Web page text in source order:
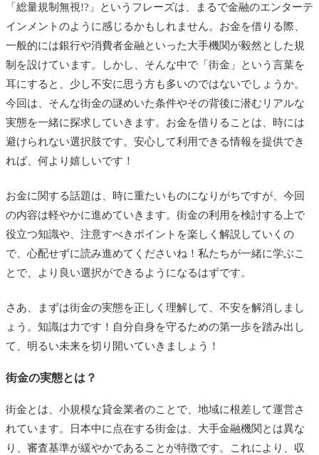
「総量規制無視!?」というフレーズは、まるで金融のエンターテ
インメントのように感じるかもしれません。お金を借りる際、
一般的には銀行や消費者金融といった大手機関が毅然とした規
制を設けています。しかし、そんな中で「街金」という言葉を
耳にすると、少し不安に思う方も多いのではないでしょうか。
今回は、そんな街金の謎めいた条件やその背後に潜むリアルな
実態を一緒に探求していきます。お金を借りることは、時には
避けられない選択肢です。安心して利用できる情報を提供でき
れば、何より嬉しいです！
お金に関する話題は、時に重たいものになりがちですが、今回
の内容は軽やかに進めていきます。街金の利用を検討する上で
役立つ知識や、注意すべきポイントを楽しく解説していくの
で、心配せずに読み進めてくださいね！私たちが一緒に学ぶこ
とで、より良い選択ができるようになるはずです。
さあ、まずは街金の実態を正しく理解して、不安を解消しまし
ょう。知識は力です！自分自身を守るための第一歩を踏み出し
て、明るい未来を切り開いていきましょう！
街金の実態とは？
街金とは、小規模な貸金業者のことで、地域に根差して運営さ
れています。日本中に点在する街金は、大手金融機関とは異な
り、審査基準が緩やかであることが特徴です。これにより、収